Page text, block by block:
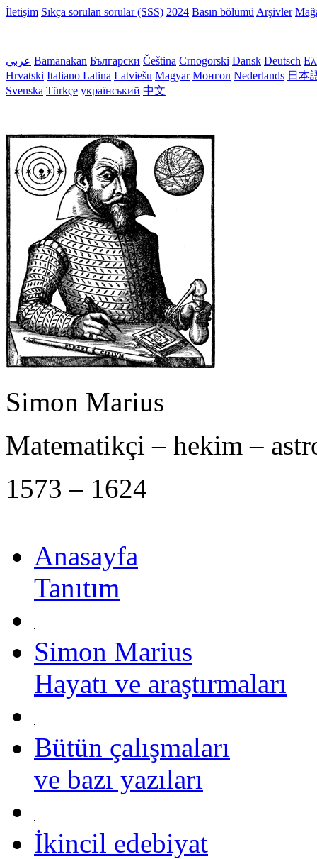
İletişim Sıkça sorulan sorular (SSS) 2024 Basın bölümü Arşivler
عربي Bamanakan Български Čeština Crnogorski Dansk Deutsch
Hrvatski Italiano Latina Latviešu Magyar Монгол Nederlands 日本
Svenska Türkçe український 中文
Simon Marius
Matematikçi – hekim –
1573 – 1624
Anasayfa
Tanıtım
Simon Marius
Hayatı ve araştırmaları
Bütün çalışmaları
ve bazı yazıları
İkincil edebiyat